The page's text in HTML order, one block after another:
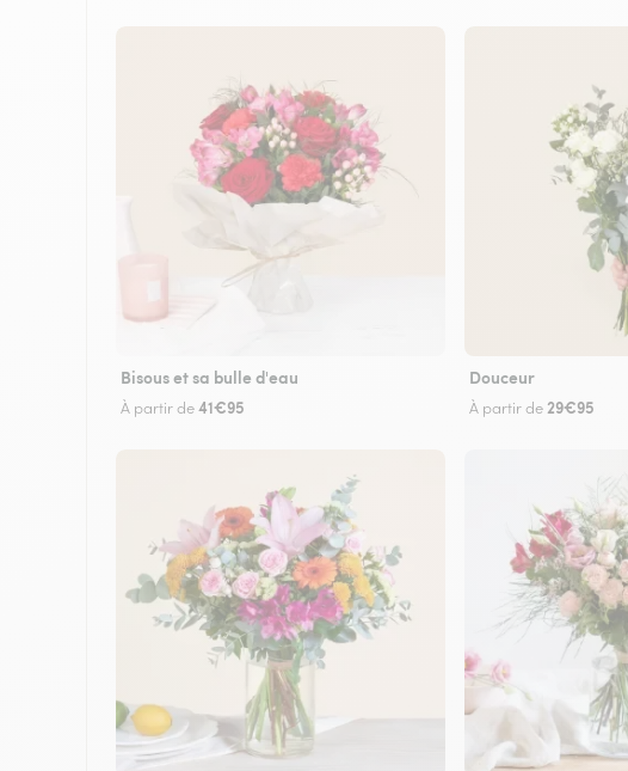
Bisous et sa bulle d'eau
À partir de41€95
Douceur
À partir de 29€95